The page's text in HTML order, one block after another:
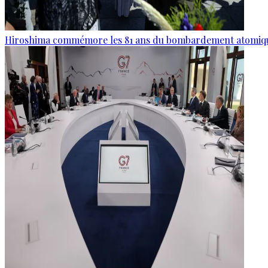
Hiroshima commémore les 81 ans du bombardement